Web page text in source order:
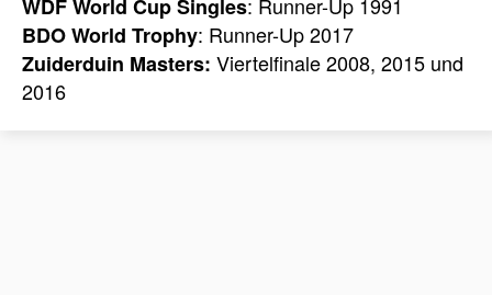
WDF World Cup Singles
BDO World Trophy: Runner-Up 2017
Zuiderduin Masters: Viertelfinale 2008, 2015 und
2016